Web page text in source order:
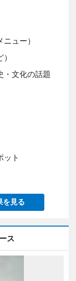
ュー）
・文化の話題
ット
を見る
ス